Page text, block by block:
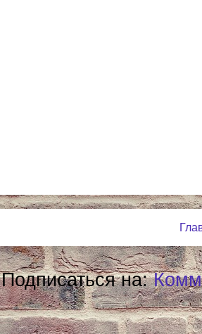
Подписаться на: